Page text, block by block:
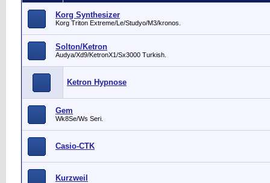
Korg Synthesizer
Korg Triton Extreme/Le/Studyo/M3/kronos.
Solton/Ketron
Audya/Xd9/KetronX1/Sx3000 Turkish.
Ketron Hypnose
Gem
Wk8Se/Ws Seri.
Casio-CTK
Kurzweil